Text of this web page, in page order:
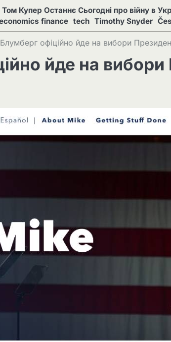
Том Купер Останнє Сьогодні про війну в
finance tech Timothy Snyder
офіційно йде на вибори
йде на вибори